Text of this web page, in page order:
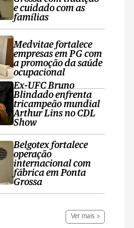
e cuidado com as
famílias
Medvitae fortalece
empresas em PG com
a promoção da saúde
ocupacional
Ex-UFC Bruno
Blindado enfrenta
tricampeão mundial
Arthur Lins no CDL
Show
Belgotex fortalece
operação
internacional com
fábrica em Ponta
Grossa
Ver mais